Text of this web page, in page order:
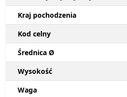
Kraj pochodzenia
Kod celny
Średnica Ø
Wysokość
Waga